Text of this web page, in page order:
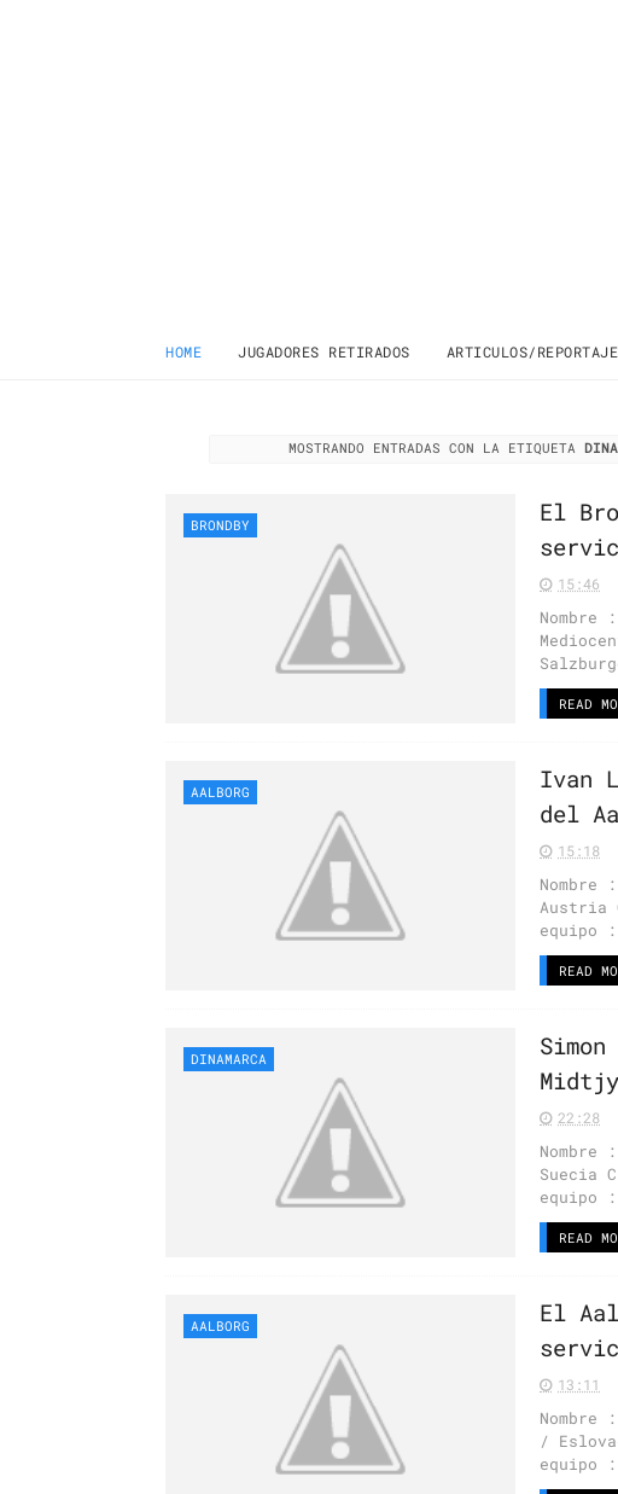
HOME JUGADORES RETIRADOS ARTICULOS/
MOSTRANDO ENTRADAS CON LA ETIQUETA
BRONDBY
El
15:46
READ
AALBORG
Ivan
del
15:18
Austria
equipo
READ
DINAMARCA
22:28
Suecia
equipo
READ
AALBORG
El
13:11
/
equipo